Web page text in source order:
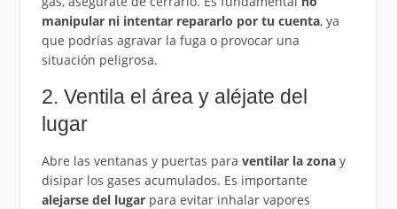
manipular ni intentar repararlo por tu cuenta, ya
que podrías agravar la fuga o provocar una
situación peligrosa.
2. Ventila el área y aléjate del
lugar
Abre las ventanas y puertas para ventilar la zonay
disipar los gases acumulados. Es importante
alejarse del lugarpara evitar inhalar vapores